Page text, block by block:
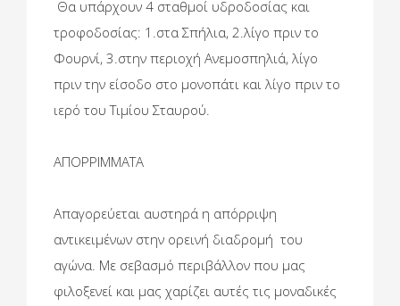
Θα υπάρχουν 4 σταθμοί υδροδοσίας και
τροφοδοσίας: 1.στα Σπήλια, 2.λίγο πριν το
Φουρνί, 3.στην περιοχή Ανεμοσπηλιά, λίγο
πριν την είσοδο στο μονοπάτι και λίγο πριν το
ιερό του Τιμίου Σταυρού.
ΑΠΟΡΡΙΜΜΑΤΑ
Απαγορεύεται αυστηρά η απόρριψη
αντικειμένων στην ορεινή διαδρομή του
αγώνα. Με σεβασμό περιβάλλον που μας
φιλοξενεί και μας χαρίζει αυτές τις μοναδικές